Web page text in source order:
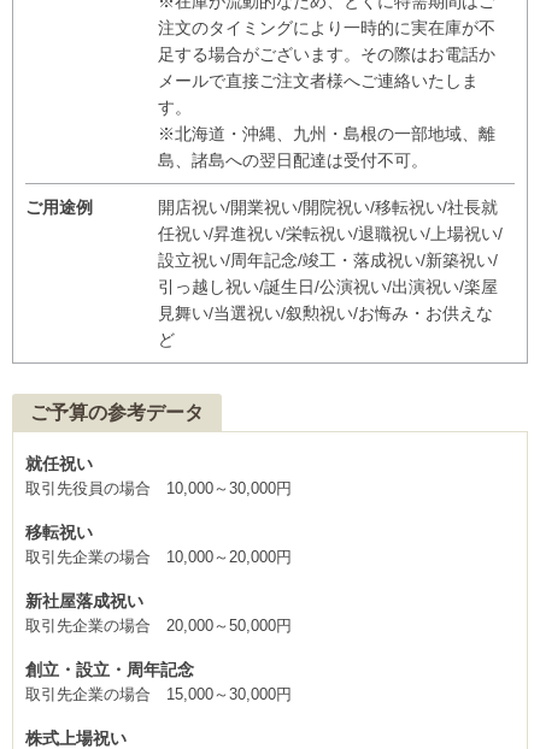
注文のタイミングにより一時的に実在庫が不
足する場合がございます。その際はお電話か
メールで直接ご注文者様へご連絡いたしま
す。
※北海道・沖縄、九州・島根の一部地域、離
島、諸島への翌日配達は受付不可。
ご用途例
開店祝い/開業祝い/開院祝い/移転祝い/社長就
任祝い/昇進祝い/栄転祝い/退職祝い/上場祝い/
設立祝い/周年記念/竣工・落成祝い/新築祝い/
引っ越し祝い/誕生日/公演祝い/出演祝い/楽屋
見舞い/当選祝い/叙勲祝い/お悔み・お供えな
ど
ご予算の参考データ
就任祝い
取引先役員の場合 10,000～30,000円
移転祝い
取引先企業の場合 10,000～20,000円
新社屋落成祝い
取引先企業の場合 20,000～50,000円
創立・設立・周年記念
取引先企業の場合 15,000～30,000円
株式上場祝い